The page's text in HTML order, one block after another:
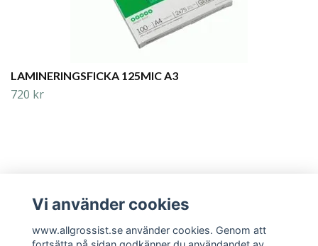
LAMINERINGSFICKA 125MIC A3
720 kr
Läs mer
Vi använder cookies
www.allgrossist.se använder cookies. Genom att